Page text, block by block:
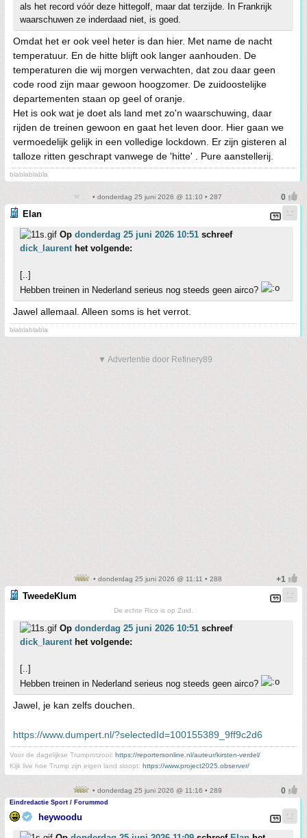
als het record vóór deze hittegolf, maar dat terzijde. In Frankrijk
waarschuwen ze inderdaad niet, is goed.
Omdat het er ook veel heter is dan hier. Met name de nacht
temperatuur. En de hitte blijft ook langer aanhouden. De
temperaturen die wij morgen verwachten, dat zou daar geen
code rood zijn maar gewoon hoogzomer. De zuidoostelijke
departementen staan op geel of oranje.
Het is ook wat je doet als land met zo'n waarschuwing, daar
rijden de treinen gewoon en gaat het leven door. Hier gaan we
vermoedelijk gelijk in een volledige lockdown. Er zijn gisteren al
talloze ritten geschrapt vanwege de 'hitte' . Pure aanstellerij.
blablablabla
• donderdag 25 juni 2026 @ 11:10 • 287
Elan
Op donderdag 25 juni 2026 10:51 schreef
dick_laurenthet volgende:
[..]
Hebben treinen in Nederland serieus nog steeds geen airco?
Jawel allemaal. Alleen soms is het verrot.
blablablabla
▼ Advertentie door Refinery89
• donderdag 25 juni 2026 @ 11:11 • 288
TweedeKlum
De echte Rico is op Zuid.
Op donderdag 25 juni 2026 10:51 schreef
dick_laurenthet volgende:
[..]
Hebben treinen in Nederland serieus nog steeds geen airco?
Jawel, je kan zelfs douchen.
https://www.dumpert.nl/?selectedId=100155389_9ff9c2d6
Voor de dagelijkse Trumprotzooi: https://reportersonline.nl/auteur/kirsten-verdel/
Kijk live hoe Trump zijn eigen land sloopt: https://www.project2025.observer/
• donderdag 25 juni 2026 @ 11:16 • 289
Eindredactie Sport / Forummod
heywoodu